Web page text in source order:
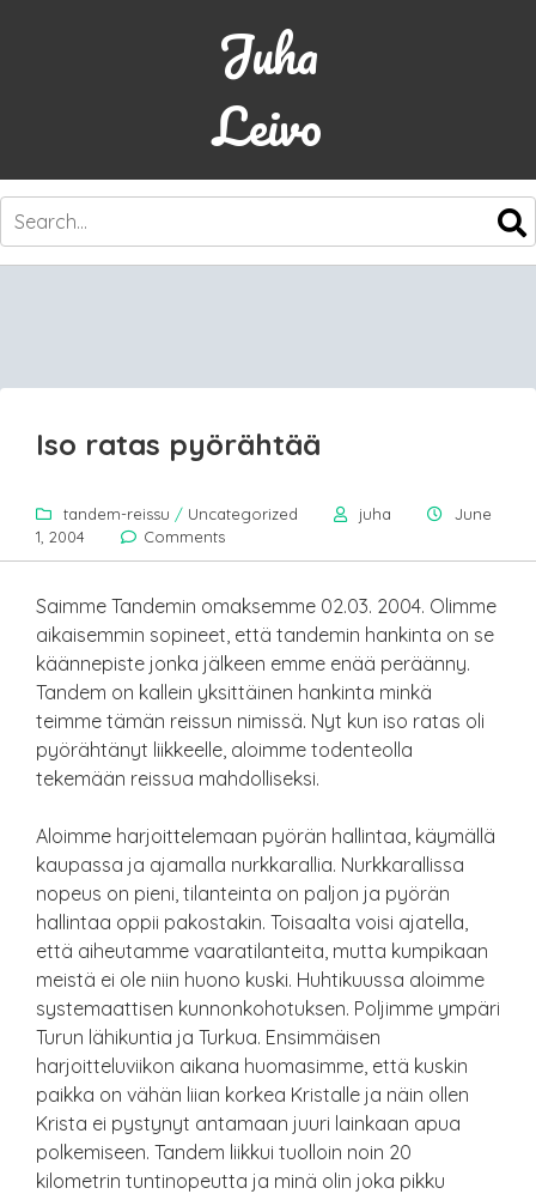
Juha
Leivo
SKIP
CONTENT
Iso ratas pyörähtää
tandem-reissu / Uncategorized juha
June
1, 2004
Comments
Saimme Tandemin omaksemme 02.03. 2004. Olimme
aikaisemmin sopineet, että tandemin hankinta on se
käännepiste jonka jälkeen emme enää peräänny.
Tandem on kallein yksittäinen hankinta minkä
teimme tämän reissun nimissä. Nyt kun iso ratas oli
pyörähtänyt liikkeelle, aloimme todenteolla
tekemään reissua mahdolliseksi.
Aloimme harjoittelemaan pyörän hallintaa, käymällä
kaupassa ja ajamalla nurkkarallia. Nurkkarallissa
nopeus on pieni, tilanteinta on paljon ja pyörän
hallintaa oppii pakostakin. Toisaalta voisi ajatella,
että aiheutamme vaaratilanteita, mutta kumpikaan
meistä ei ole niin huono kuski. Huhtikuussa aloimme
systemaattisen kunnonkohotuksen. Poljimme ympäri
Turun lähikuntia ja Turkua. Ensimmäisen
harjoitteluviikon aikana huomasimme, että kuskin
paikka on vähän liian korkea Kristalle ja näin ollen
Krista ei pystynyt antamaan juuri lainkaan apua
polkemiseen. Tandem liikkui tuolloin noin 20
kilometrin tuntinopeutta ja minä olin joka pikku